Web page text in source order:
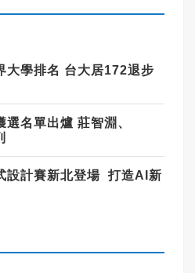
大學排名 台大居172退步
名單出爐 莊智淵、
設計賽新北登場 打造AI新